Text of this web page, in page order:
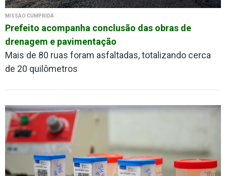
MISSÃO CUMPRIDA
Prefeito acompanha conclusão das obras de
drenagem e pavimentação
Mais de 80 ruas foram asfaltadas, totalizando cerca
de 20 quilômetros